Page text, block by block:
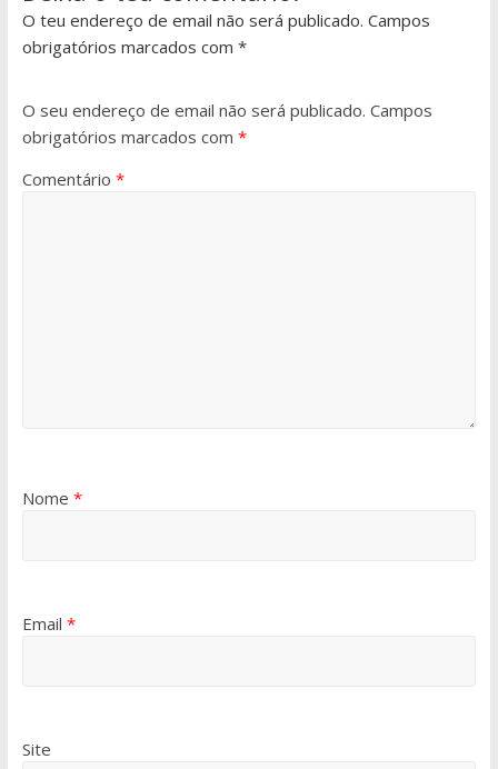
O teu endereço de email não será publicado. Campos
obrigatórios marcados com *
O seu endereço de email não será publicado. Campos
obrigatórios marcados com *
Comentário *
Nome *
Email *
Site